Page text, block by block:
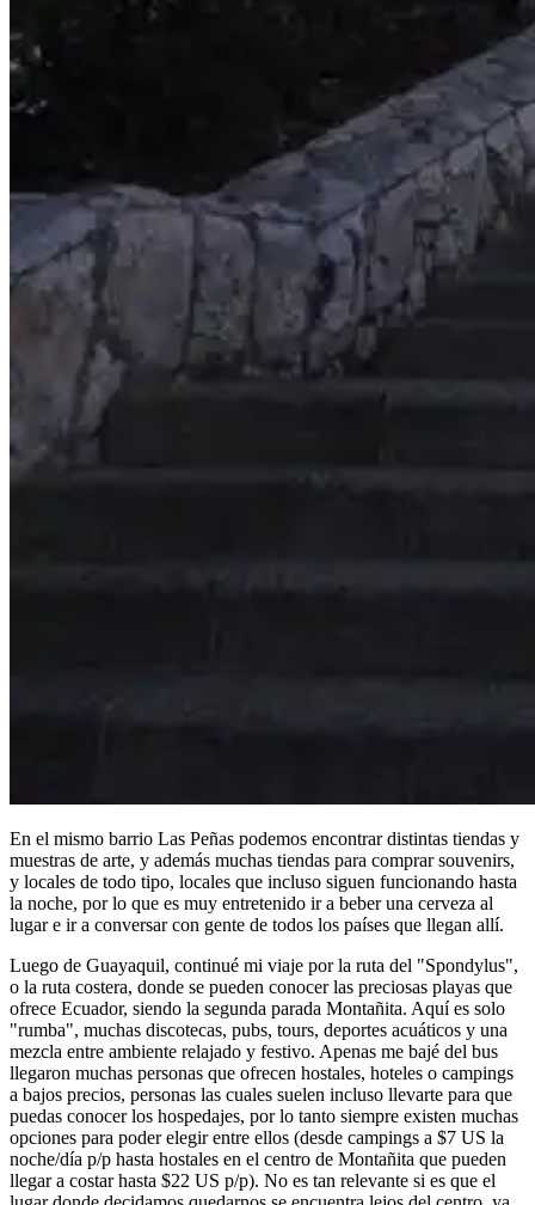
En el mismo barrio Las Peñas podemos encontrar distintas tiendas y
muestras de arte, y además muchas tiendas para comprar souvenirs,
y locales de todo tipo, locales que incluso siguen funcionando hasta
la noche, por lo que es muy entretenido ir a beber una cerveza al
lugar e ir a conversar con gente de todos los países que llegan allí.
Luego de Guayaquil, continué mi viaje por la ruta del "Spondylus",
o la ruta costera, donde se pueden conocer las preciosas playas que
ofrece Ecuador, siendo la segunda parada Montañita. Aquí es solo
"rumba", muchas discotecas, pubs, tours, deportes acuáticos y una
mezcla entre ambiente relajado y festivo. Apenas me bajé del bus
llegaron muchas personas que ofrecen hostales, hoteles o campings
a bajos precios, personas las cuales suelen incluso llevarte para que
puedas conocer los hospedajes, por lo tanto siempre existen muchas
opciones para poder elegir entre ellos (desde campings a $7 US la
noche/día p/p hasta hostales en el centro de Montañita que pueden
llegar a costar hasta $22 US p/p). No es tan relevante si es que el